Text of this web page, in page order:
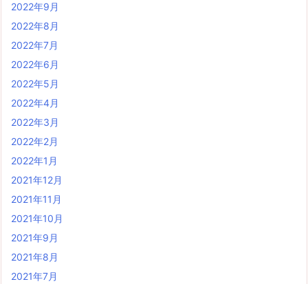
2022年9月
2022年8月
2022年7月
2022年6月
2022年5月
2022年4月
2022年3月
2022年2月
2022年1月
2021年12月
2021年11月
2021年10月
2021年9月
2021年8月
2021年7月